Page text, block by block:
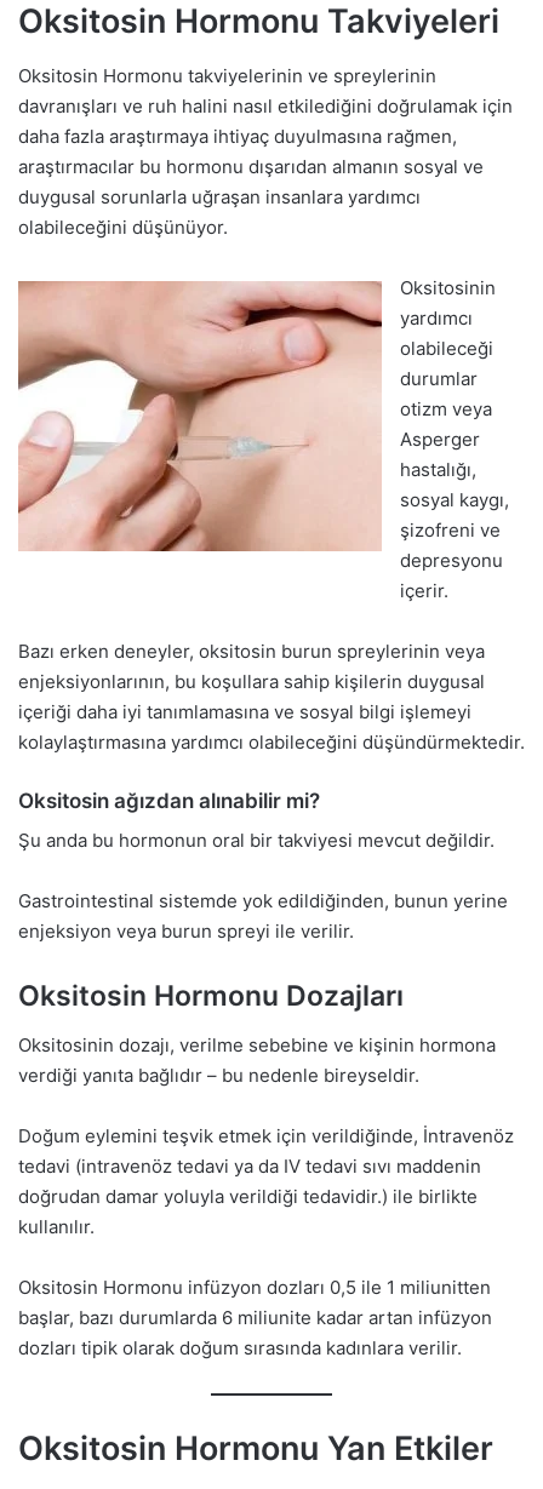
Oksitosin Hormonu Takviyeleri
Oksitosin Hormonu takviyelerinin ve spreylerinin
davranışları ve ruh halini nasıl etkilediğini doğrulamak için
daha fazla araştırmaya ihtiyaç duyulmasına rağmen,
araştırmacılar bu hormonu dışarıdan almanın sosyal ve
duygusal sorunlarla uğraşan insanlara yardımcı
olabileceğini düşünüyor.
Oksitosinin
yardımcı
olabileceği
durumlar
otizm veya
Asperger
hastalığı,
sosyal kaygı,
şizofreni ve
depresyonu
içerir.
Bazı erken deneyler, oksitosin burun spreylerinin veya
enjeksiyonlarının, bu koşullara sahip kişilerin duygusal
içeriği daha iyi tanımlamasına ve sosyal bilgi işlemeyi
kolaylaştırmasına yardımcı olabileceğini düşündürmektedir.
Oksitosin ağızdan alınabilir mi?
Şu anda bu hormonun oral bir takviyesi mevcut değildir.
Gastrointestinal sistemde yok edildiğinden, bunun yerine
enjeksiyon veya burun spreyi ile verilir.
Oksitosin Hormonu Dozajları
Oksitosinin dozajı, verilme sebebine ve kişinin hormona
verdiği yanıta bağlıdır – bu nedenle bireyseldir.
Doğum eylemini teşvik etmek için verildiğinde, İntravenöz
tedavi (intravenöz tedavi ya da IV tedavi sıvı maddenin
doğrudan damar yoluyla verildiği tedavidir.) ile birlikte
kullanılır.
Oksitosin Hormonu infüzyon dozları 0,5 ile 1 miliunitten
başlar, bazı durumlarda 6 miliunite kadar artan infüzyon
dozları tipik olarak doğum sırasında kadınlara verilir.
Oksitosin Hormonu Yan Etkiler